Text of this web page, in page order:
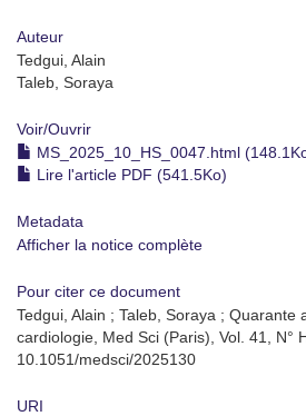
Auteur
Tedgui, Alain
Taleb, Soraya
Voir/Ouvrir
MS_2025_10_HS_0047.html
Lire l'article PDF (541.5Ko)
Metadata
Afficher la notice complète
Pour citer ce document
Tedgui, Alain ; Taleb, Soraya ; Quarante
cardiologie, Med Sci (Paris), Vol. 41, N°
10.1051/medsci/2025130
URI